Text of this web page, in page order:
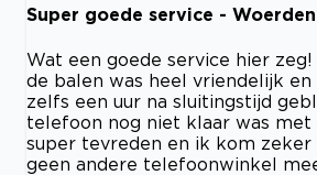
Super goede service - Woerden
Wat een goede service hier
de balen was heel vriendelijk en
zelfs een uur na sluitingstijd
telefoon nog niet klaar was
super tevreden en ik kom zeker
geen andere telefoonwinkel